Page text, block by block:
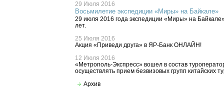
29 Июля 2016
Восьмилетие экспедиции «Миры» на Байкале»
29 июля 2016 года экспедиции «Миры» на
лет.
25 Июля 2016
Акция «Приведи друга» в ЯР-Банк ОНЛАЙН!
12 Июля 2016
«Метрополь-Экспресс» вошел в состав
осуществлять прием безвизовых групп китайских
Архив